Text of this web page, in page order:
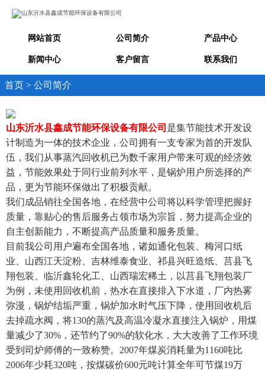
网站首页 公司简介 产品中心
新闻中心 客户留言 联系我们
首页 > 公司简介
山东沂水县鑫成节能环保设备有限公司 是集节能技术开发设
计制造为一体的技术企业，公司拥有一支专家为首的开发队
伍，我们从事蒸汽回收机已为数千家用户带来可观的经济效
益，节能效果处于同行业前列水平，是锅炉用户所选择的产
品，更为节能环保做出了积极贡献。
我们成品销往全国各地，在经营中公司将以科学管理把握好
质量，靠贴心的售后服务占领市场为宗旨，努力提高企业的
自主创新能力，不断提高产品质量和服务质量。
目前我公司用户遍布全国各地，诸如通化包装、梅河口纸
业、山西江天淀粉、吉林维泰食业、祁县兴旺造纸、莒县飞
翔包装、临沂鑫轮化工、山西瑞宏稀土，以莒县飞翔包装厂
为例，未使用回收机前，热水在直接排入下水道，厂内热雾
弥漫，锅炉结垢严重，锅炉加水时气压下降，使用回收机后
去掉疏水阀，将130的蒸汽及高温冷凝水直接注入锅炉，用煤
量减少了30%，还节约了90%的软化水，大大改善了工作环境
受到司炉师傅的一致称赞。2007年煤炭消耗量为1160吨比
2006年少耗320吨，按煤碳价600元吨计算全年可节煤19万